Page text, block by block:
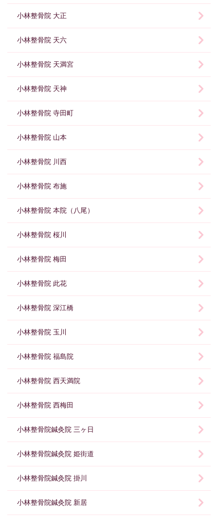
小林整骨院 大正
小林整骨院 天六
小林整骨院 天満宮
小林整骨院 天神
小林整骨院 寺田町
小林整骨院 山本
小林整骨院 川西
小林整骨院 布施
小林整骨院 本院（八尾）
小林整骨院 桜川
小林整骨院 梅田
小林整骨院 此花
小林整骨院 深江橋
小林整骨院 玉川
小林整骨院 福島院
小林整骨院 西天満院
小林整骨院 西梅田
小林整骨院鍼灸院 三ヶ日
小林整骨院鍼灸院 姫街道
小林整骨院鍼灸院 掛川
小林整骨院鍼灸院 新居